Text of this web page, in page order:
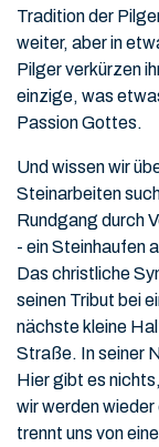
Tradition der
weiter, aber in
Pilger verkürzen
einzige, was
Passion Gottes.
Und wissen wir
Steinarbeiten
Rundgang durch
- ein Steinhaufen
Das christliche
seinen Tribut bei
nächste kleine
Straße. In seiner
Hier gibt es
wir werden
trennt uns von